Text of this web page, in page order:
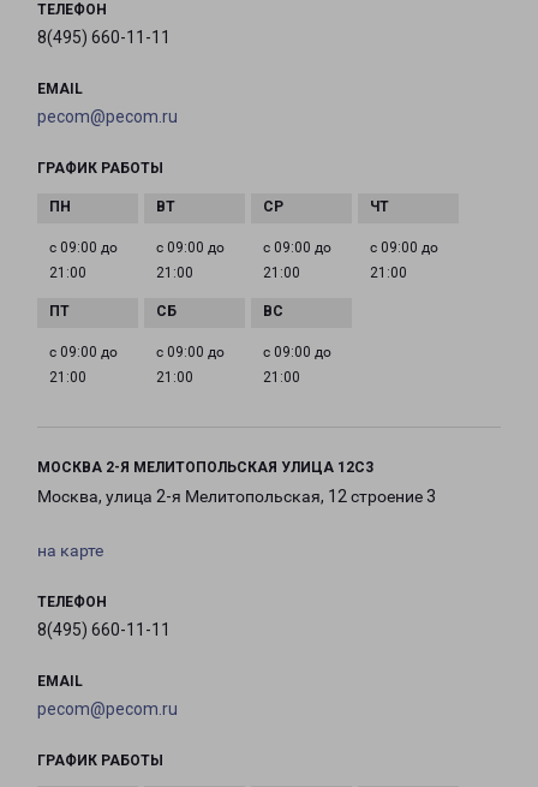
ТЕЛЕФОН
8(495) 660-11-11
EMAIL
pecom@pecom.ru
ГРАФИК РАБОТЫ
с 09:00 до
21:00
с 09:00 до
21:00
с 09:00 до
21:00
с 09:00 до
21:00
с 09:00 до
21:00
с 09:00 до
21:00
с 09:00 до
21:00
МОСКВА 2-Я МЕЛИТОПОЛЬСКАЯ УЛИЦА 12С3
Москва, улица 2-я Мелитопольская, 12 строение 3
на карте
ТЕЛЕФОН
8(495) 660-11-11
EMAIL
pecom@pecom.ru
ГРАФИК РАБОТЫ